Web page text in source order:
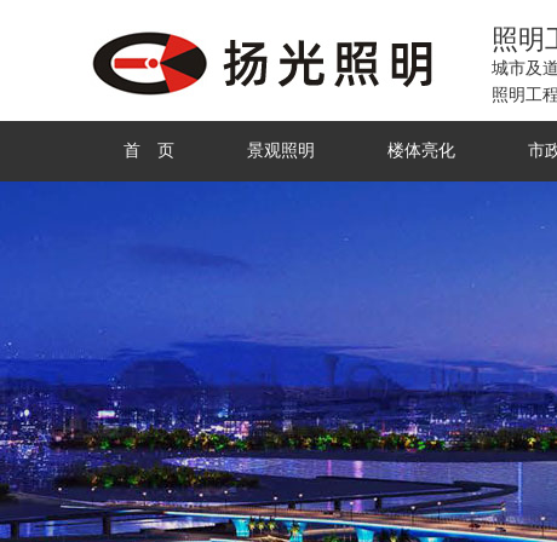
照明
城市及
照明工
首 页 景观照明 楼体亮化 市